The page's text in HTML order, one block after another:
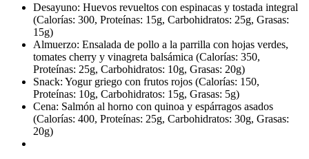
Desayuno: Huevos revueltos con espinacas y tostada integral
(Calorías: 300, Proteínas: 15g, Carbohidratos: 25g, Grasas:
15g)
Almuerzo: Ensalada de pollo a la parrilla con hojas verdes,
tomates cherry y vinagreta balsámica (Calorías: 350,
Proteínas: 25g, Carbohidratos: 10g, Grasas: 20g)
Snack: Yogur griego con frutos rojos (Calorías: 150,
Proteínas: 10g, Carbohidratos: 15g, Grasas: 5g)
Cena: Salmón al horno con quinoa y espárragos asados
(Calorías: 400, Proteínas: 25g, Carbohidratos: 30g, Grasas:
20g)